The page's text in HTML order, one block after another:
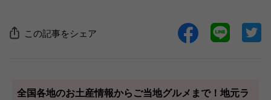
この記事をシェア
全国各地のお土産情報からご当地グルメまで！地元ラ